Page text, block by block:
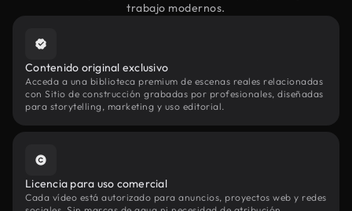
trabajo modernos.
Contenido original exclusivo
Acceda a una biblioteca premium de escenas reales relacionadas
con Sitio de construcción grabadas por profesionales, diseñadas
para storytelling, marketing y uso editorial.
Licencia para uso comercial
Cada vídeo está autorizado para anuncios, proyectos web y redes